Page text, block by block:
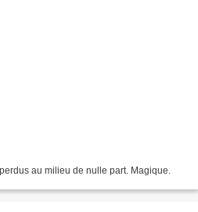
au milieu de nulle part. Magique.